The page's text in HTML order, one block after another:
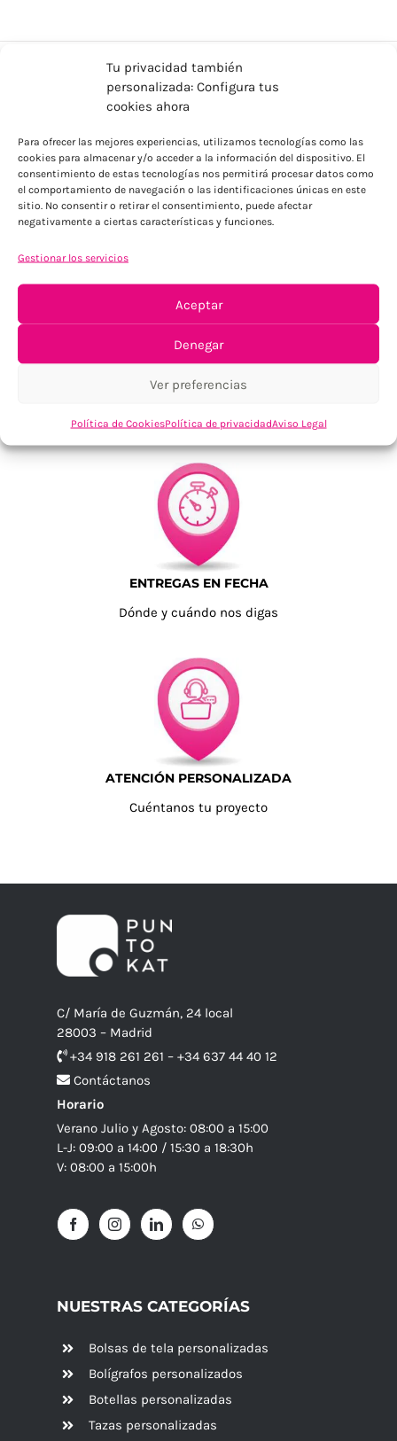
Tu privacidad también
personalizada: Configura tus
cookies ahora
Para ofrecer las mejores experiencias, utilizamos tecnologías como las
cookies para almacenar y/o acceder a la información del dispositivo. El
consentimiento de estas tecnologías nos permitirá procesar datos como
el comportamiento de navegación o las identificaciones únicas en este
sitio. No consentir o retirar el consentimiento, puede afectar
negativamente a ciertas características y funciones.
Gestionar los servicios
Aceptar
Denegar
Ver preferencias
Política de CookiesPolítica de privacidadAviso Legal
ENVÍOS ECONÓMICOS
Para Península, resto consultar
TU SATISFACCIÓN = LA NUESTRA
Tu confianza, nuestro objetivo
ENTREGAS EN FECHA
Dónde y cuándo nos digas
ATENCIÓN PERSONALIZADA
Cuéntanos tu proyecto
C/ María de Guzmán, 24 local
28003 – Madrid
+34 918 261 261 – +34 637 44 40 12
Contáctanos
Horario
Verano Julio y Agosto: 08:00 a 15:00
L-J: 09:00 a 14:00 / 15:30 a 18:30h
V: 08:00 a 15:00h
NUESTRAS CATEGORÍAS
Bolsas de tela personalizadas
Bolígrafos personalizados
Botellas personalizadas
Tazas personalizadas